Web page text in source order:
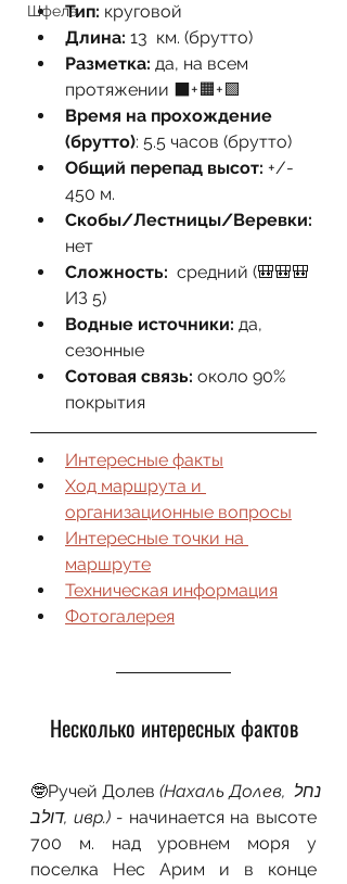
ШфелаТип: круговой
Длина: 13  км. (брутто)
Разметка: да, на всем
протяжении ⬛+🟧+🟩
Время на прохождение
(брутто): 5.5 часов (брутто)
Общий перепад высот: +/-
450 м.
Скобы/Лестницы/Веревки:
нет
Сложность:
  средний (🎒🎒🎒
ИЗ 5)
Водные источники: да,
сезонные
Сотовая связь: около 90%
покрытия
Интересные факты
Ход маршрута и
организационные вопросы
Интересные точки на
маршруте
Техническая информация
Фотогалерея
Несколько интересных фактов
🤓Ручей Долев (Нахаль Долев, נחל
דולב, ивр.) - начинается на высоте
700 м. над уровнем моря у
поселка Нес Арим и в конце